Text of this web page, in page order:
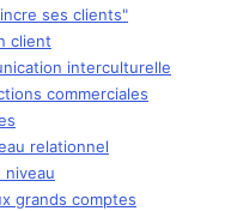
ses clients"
client
interculturelle
commerciales
relationnel
niveau
grands comptes